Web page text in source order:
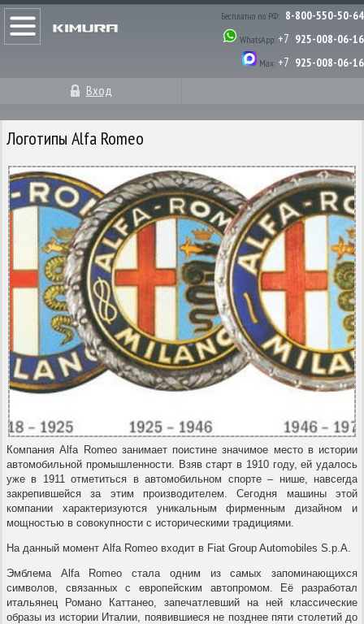
Бесплатно по РФ: 8-800-550-50-64
WhatsApp: +7 925-008-06-16
Max: +7 925-008-06-16
Вход
Логотипы Alfa Romeo
Компания Alfa Romeo занимает поистине значимое место в истории
автомобильной промышленности. Взяв старт в 1910 году, ей удалось
уже в 1911 отметиться в автомобильном спорте – нише, навсегда
закрепившейся за этим производителем. Сегодня машины этой
компании характеризуются уникальным фирменным дизайном и
мощностью в совокупности с историческими традициями.
На данный момент Alfa Romeo входит в Fiat Group Automobiles S.p.A.
Эмблема Alfa Romeo стала одним из самых запоминающихся
символов, связанных с европейским автопромом. Её разработал
итальянец Романо Каттанео, запечатлевший на ней классические
образы из истории Италии, появившиеся не позднее пяти столетий до